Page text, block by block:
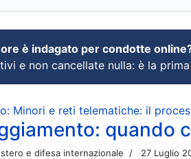
è indagato per condotte
e non cancellate nulla: è la
Minori e reti telematiche: il
quando
e difesa internazionale 27 Luglio